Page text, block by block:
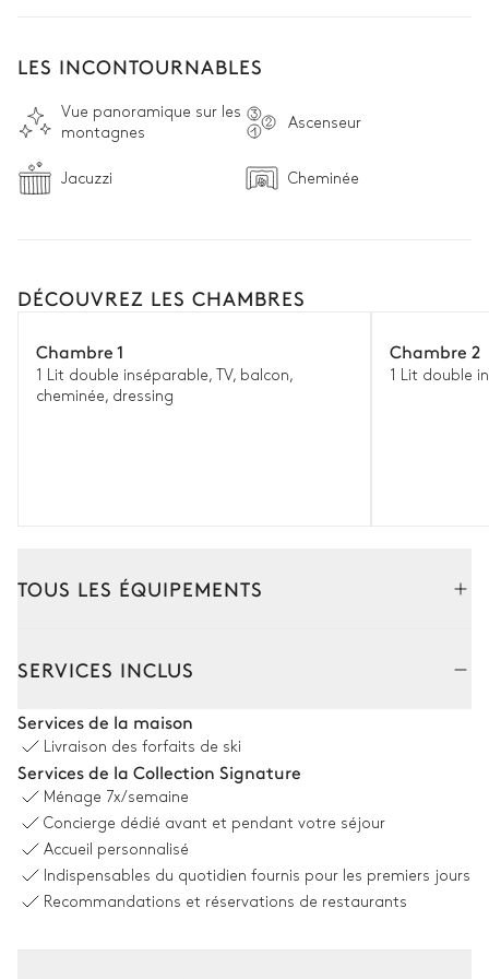
LES INCONTOURNABLES
Vue panoramique sur les
montagnes
Ascenseur
Jacuzzi Cheminée
DÉCOUVREZ LES CHAMBRES
Chambre 1
1 Lit double inséparable, TV, balcon,
cheminée, dressing
Chambre 2
1 Lit double
TOUS LES ÉQUIPEMENTS
Cheminée
TV
Canapé
Salle à manger
SERVICES INCLUS
Services de la maison
Livraison des forfaits de ski
Services de la Collection Signature
Ménage 7x/semaine
Concierge dédié avant et pendant votre séjour
Accueil personnalisé
Indispensables du quotidien fournis pour les premiers jours
Recommandations et réservations de restaurants